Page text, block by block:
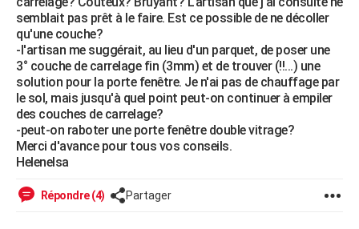
GUIDES D'ACHAT
BONS PLANS
CARTE DE VOEUX
Carte de Noël
Carte Bonne année
Carte Saint-Valentin
Carte Pâques
Carte d'anniversaire
DICTIONNAIRE
Dictionnaire
Biographies
Citations
Expressions
Proverbes
PROGRAMME TV
COPAINS D'AVANT
semblait pas prêt à le faire. Est ce possible de ne décoller
qu'une couche?
-l'artisan me suggérait, au lieu d'un parquet, de poser une
3° couche de carrelage fin (3mm) et de trouver (!!...) une
solution pour la porte fenêtre. Je n'ai pas de chauffage par
le sol, mais jusqu'à quel point peut-on continuer à empiler
des couches de carrelage?
-peut-on raboter une porte fenêtre double vitrage?
Merci d'avance pour tous vos conseils.
Helenelsa
Répondre (4) Partager